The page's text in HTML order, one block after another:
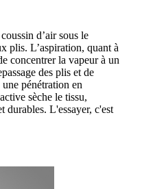
d’air sous le
plis. L’aspiration, quant à
concentrer la vapeur à un
des plis et de
pénétration en
sèche le tissu,
durables. L'essayer, c'est